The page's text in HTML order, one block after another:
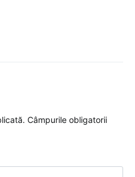
Câmpurile obligatorii